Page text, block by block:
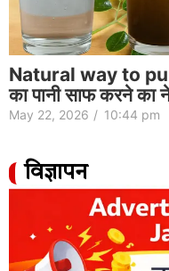
Natural way to
का पानी साफ करने का
May 22, 2026 / 10:44 pm
विज्ञापन